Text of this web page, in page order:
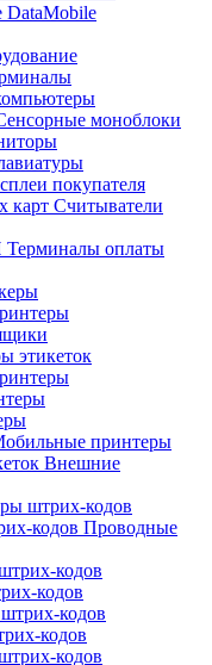
DataMobile
моноблоки
покупателя
Считыватели
Терминалы оплаты
этикеток
принтеры
Внешние
штрих-кодов
Проводные
кодов
кодов